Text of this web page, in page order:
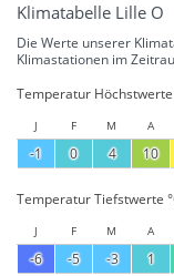
Klimatabelle Lille O
Die Werte unserer
Klimastationen im
Temperatur Höchstwerte
J F M A
-1 0 4 10
Temperatur Tiefstwerte
J F M A
-6 -5 -3 1